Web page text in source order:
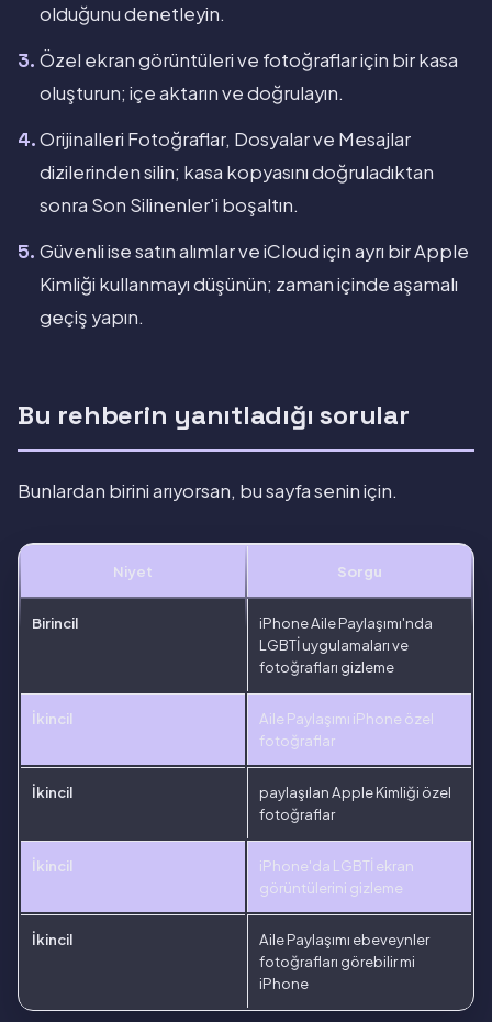
olduğunu denetleyin.
Özel ekran görüntüleri ve fotoğraflar için bir kasa
oluşturun; içe aktarın ve doğrulayın.
Orijinalleri Fotoğraflar, Dosyalar ve Mesajlar
dizilerinden silin; kasa kopyasını doğruladıktan
sonra Son Silinenler'i boşaltın.
Güvenli ise satın alımlar ve iCloud için ayrı bir Apple
Kimliği kullanmayı düşünün; zaman içinde aşamalı
geçiş yapın.
Bu rehberin yanıtladığı sorular
Bunlardan birini arıyorsan, bu sayfa senin için.
Niyet Sorgu
Birincil
iPhone Aile Paylaşımı'nda
LGBTİ uygulamaları ve
fotoğrafları gizleme
İkincil
Aile Paylaşımı iPhone özel
fotoğraflar
İkincil
paylaşılan Apple Kimliği özel
fotoğraflar
İkincil
iPhone'da LGBTİ ekran
görüntülerini gizleme
İkincil
Aile Paylaşımı ebeveynler
fotoğrafları görebilir mi
iPhone